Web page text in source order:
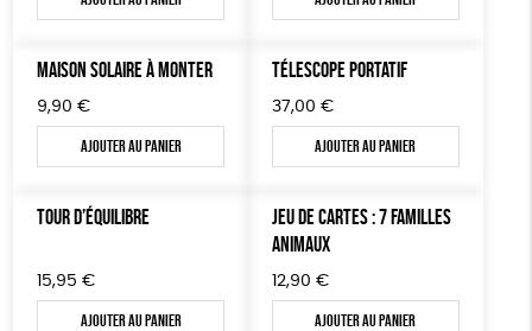
MAISON SOLAIRE À MONTER
9,90 €
Ajouter au panier
TÉLESCOPE PORTATIF
37,00 €
Ajouter au panier
TOUR D’ÉQUILIBRE
15,95 €
Ajouter au panier
JEU DE CARTES : 7 FAMILLES
ANIMAUX
12,90 €
Ajouter au panier